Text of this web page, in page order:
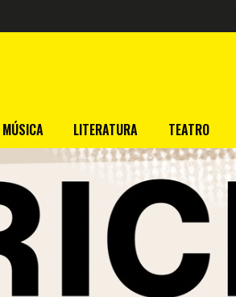
MÚSICA LITERATURA TEATRO